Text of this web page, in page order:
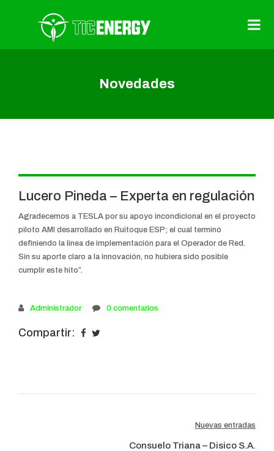
Novedades
Lucero Pineda – Experta en regulación
Agradecemos a TESLA por su apoyo incondicional en el proyecto
piloto AMI desarrollado en Ruitoque ESP; el cual terminó
definiendo la linea de implementación para el Operador de Red.
Sin su aporte claro a la innovación, no hubiera sido posible
cumplir este hito”.
Administrador 0 comentarios
Compartir:
Nuevas entradas
Consuelo Triana – Disico S.A.